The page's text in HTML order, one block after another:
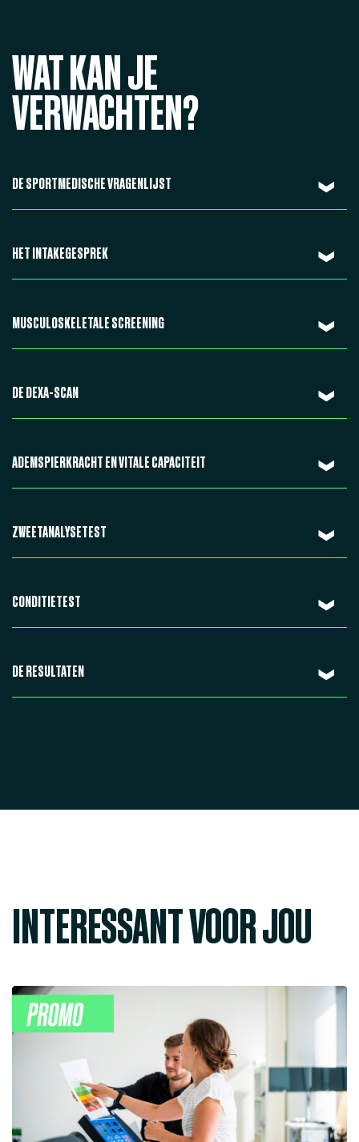
WAT KAN JE
VERWACHTEN?
DE SPORTMEDISCHE VRAGENLIJST
HET INTAKEGESPREK
MUSCULOSKELETALE SCREENING
DE DEXA-SCAN
ADEMSPIERKRACHT EN VITALE CAPACITEIT
ZWEETANALYSETEST
CONDITIETEST
DE RESULTATEN
INTERESSANT VOOR JOU